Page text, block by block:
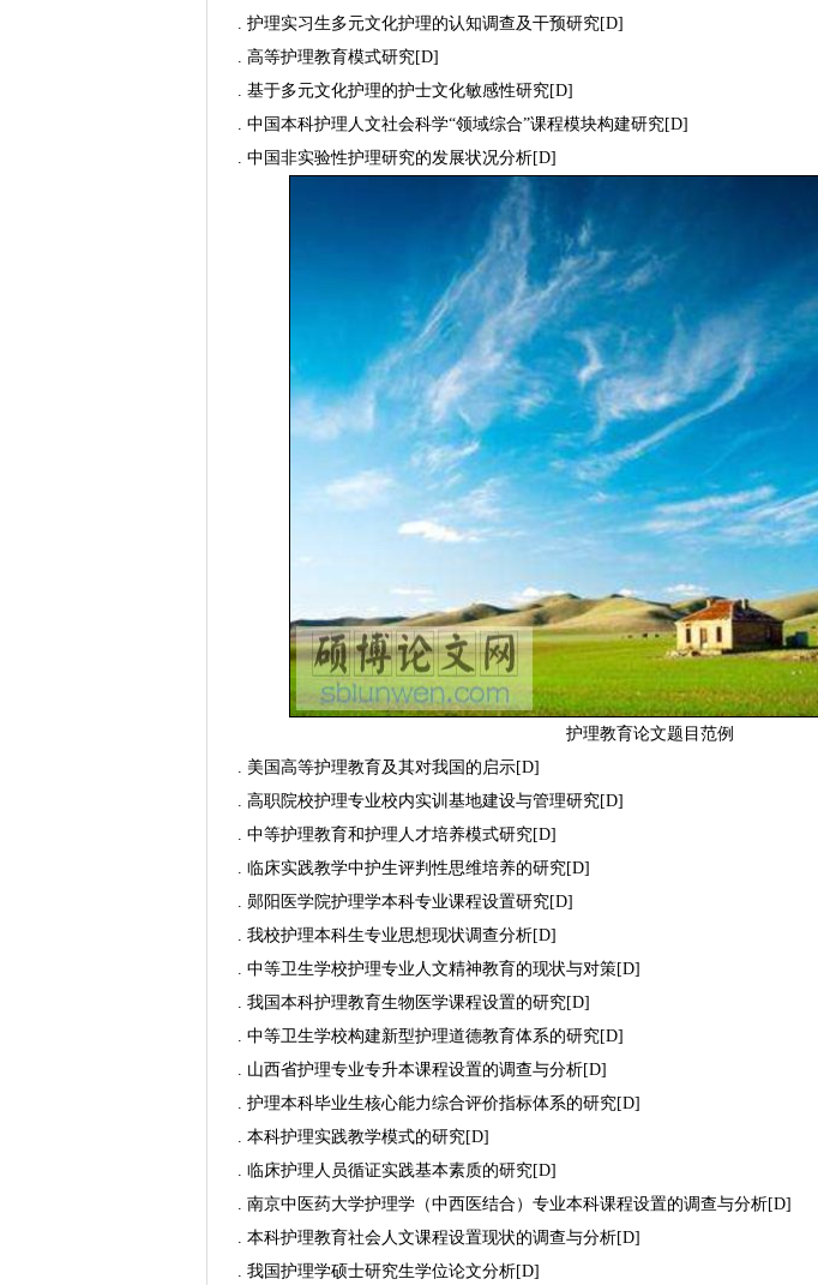
. 护理实习生多元文化护理的认知调查及干预研究[D]
. 高等护理教育模式研究[D]
. 基于多元文化护理的护士文化敏感性研究[D]
. 中国本科护理人文社会科学“领域综合”课程模块构建研究[D]
. 中国非实验性护理研究的发展状况分析[D]
护理教育论文题目范例
. 美国高等护理教育及其对我国的启示[D]
. 高职院校护理专业校内实训基地建设与管理研究[D]
. 中等护理教育和护理人才培养模式研究[D]
. 临床实践教学中护生评判性思维培养的研究[D]
. 郧阳医学院护理学本科专业课程设置研究[D]
. 我校护理本科生专业思想现状调查分析[D]
. 中等卫生学校护理专业人文精神教育的现状与对策[D]
. 我国本科护理教育生物医学课程设置的研究[D]
. 中等卫生学校构建新型护理道德教育体系的研究[D]
. 山西省护理专业专升本课程设置的调查与分析[D]
. 护理本科毕业生核心能力综合评价指标体系的研究[D]
. 本科护理实践教学模式的研究[D]
. 临床护理人员循证实践基本素质的研究[D]
. 南京中医药大学护理学（中西医结合）专业本科课程设置的调查与分析[D]
. 本科护理教育社会人文课程设置现状的调查与分析[D]
. 我国护理学硕士研究生学位论文分析[D]